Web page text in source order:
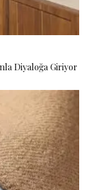
Diyaloğa Giriyor